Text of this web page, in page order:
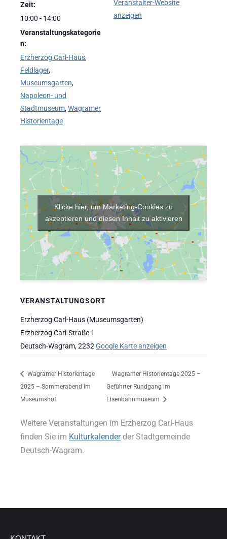
Zeit:
10:00 - 14:00
Veranstaltungskategorie
n:
Erzherzog Carl-Haus,
Feldlager,
Museumsgarten,
Napoleon- und
Stadtmuseum,Wagramer
Historientage
Veranstalter-Website
anzeigen
VERANSTALTUNGSORT
Erzherzog Carl-Haus (Museumsgarten)
Erzherzog Carl-Straße 1
Deutsch-Wagram,2232Google Karte anzeigen
Klicke hier, um Marketing-Cookies zu
akzeptieren und diesen Inhalt zu aktivieren
Wagramer Historientage
2025 – Sommerabend im
Museumshof
Wagramer Historientage 2025 –
Geführter Rundgang im
Eisenbahnmuseum
Weitere Veranstaltungen im Erzherzog Carl-Haus
finden Sie im Kulturkalenderder Stadtgemeinde
Deutsch-Wagram.